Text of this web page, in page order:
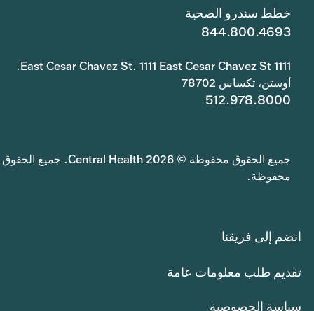
خطط سندرو الصحية
844.800.4693
1111 East Cesar Chavez St. 1111 East Cesar Chavez St.
أوستن، تكساس 78702
512.978.8000
جميع الحقوق محفوظة © 2026 Central Health. جميع الحقوق
محفوظة.
انضم إلى فريقنا
تقديم طلب معلومات عامة
سياسة الخصوصية